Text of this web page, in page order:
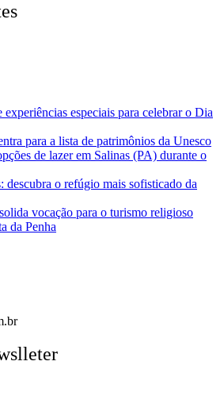
especiais para celebrar o Dia
para a lista de patrimônios da Unesco
de lazer em Salinas (PA) durante o
descubra o refúgio mais sofisticado da
vocação para o turismo religioso
da Penha